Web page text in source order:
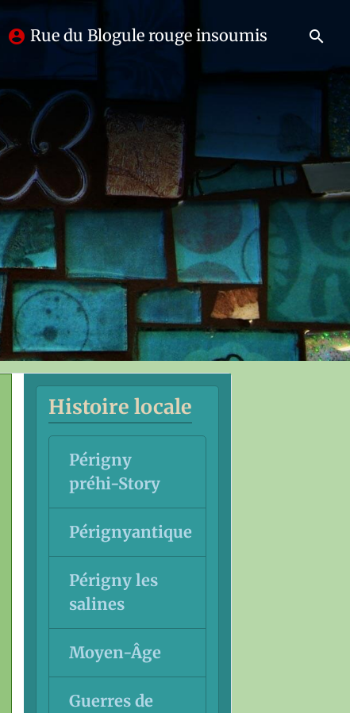
Rue du Blogule rouge insoumis
Histoire locale
Périgny
préhi-Story
Pérignyantique
Périgny les
salines
Moyen-Âge
Guerres de